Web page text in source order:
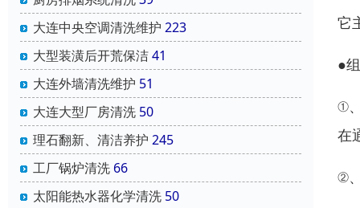
大连中央空调清洗维护 223
大型装潢后开荒保洁41
大连外墙清洗维护 51
大连大型厂房清洗 50
理石翻新、清洁养护 245
工厂锅炉清洗 66
太阳能热水器化学清洗 50
它
●
①
在
②